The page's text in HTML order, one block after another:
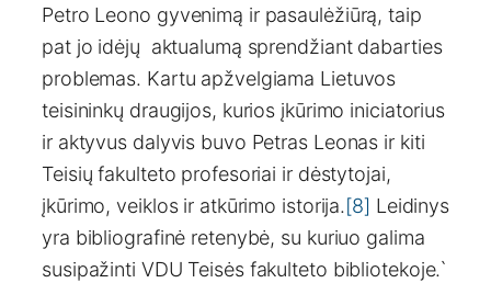
Petro Leono gyvenimą ir pasaulėžiūrą, taip
pat jo idėjų aktualumą sprendžiant dabarties
problemas. Kartu apžvelgiama Lietuvos
teisininkų draugijos, kurios įkūrimo iniciatorius
ir aktyvus dalyvis buvo Petras Leonas ir kiti
Teisių fakulteto profesoriai ir dėstytojai,
įkūrimo, veiklos ir atkūrimo istorija.[8] Leidinys
yra bibliografinė retenybė, su kuriuo galima
susipažinti VDU Teisės fakulteto bibliotekoje.`